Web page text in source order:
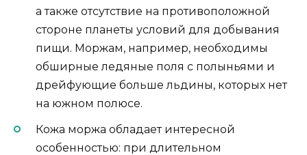
а также отсутствие на противоположной
стороне планеты условий для добывания
пищи. Моржам, например, необходимы
обширные ледяные поля с полыньями и
дрейфующие больше льдины, которых нет
на южном полюсе.
Кожа моржа обладает интересной
особенностью: при длительном